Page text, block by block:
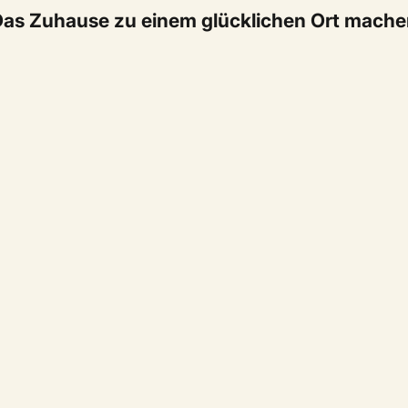
Zuhause zu einem glücklichen Ort